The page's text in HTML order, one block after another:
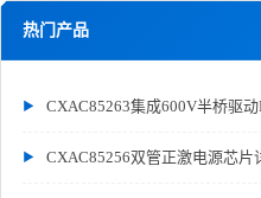
热门产品
CXAC85263集成600V半桥驱
CXAC85256双管正激电源芯片